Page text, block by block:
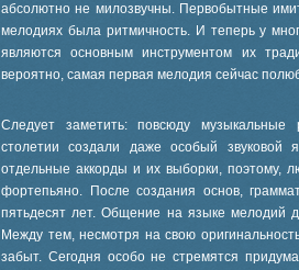
абсолютно не милозвучны. Первобытные
мелодиях была ритмичность. И теперь у
являются основным инструментом их
вероятно, самая первая мелодия сейчас
Следует заметить: повсюду
столетии создали даже особый звуковой
отдельные аккорды и их выборки, поэтому,
фортепьяно. После создания основ,
пятьдесят лет. Общение на языке
Между тем, несмотря на свою
забыт. Сегодня особо не стремятся